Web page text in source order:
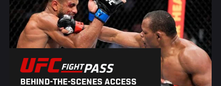
BEHIND-THE-SCENES ACCESS